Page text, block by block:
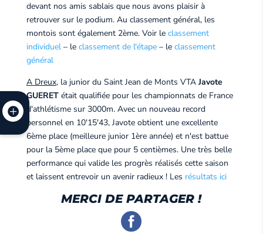
devant nos amis sablais que nous avons plaisir à
retrouver sur le podium. Au classement général, les
montois sont également 2ème. Voir le classement
individuel – le classement de l'étape– le classement
général
A Dreux, la junior du Saint Jean de Monts VTA Javote
GUERET était qualifiée pour les championnats de France
d'athlétisme sur 3000m. Avec un nouveau record
personnel en 10'15'43, Javote obtient une excellente
6ème place (meilleure junior 1ère année) et n'est battue
pour la 5ème place que pour 5 centièmes. Une très belle
performance qui valide les progrès réalisés cette saison
et laissent entrevoir un avenir radieux ! Les résultats ici
MERCI DE PARTAGER !